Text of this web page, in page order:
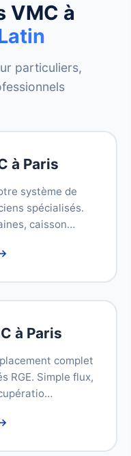
VMC à
particuliers,
à Paris
système de
spécialisés.
caisson…
à Paris
complet
RGE. Simple flux,